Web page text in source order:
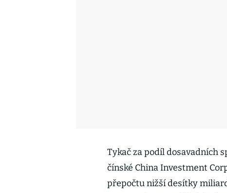
Tykač za podíl dosavadních
čínské China Investment
přepočtu nižší desítky